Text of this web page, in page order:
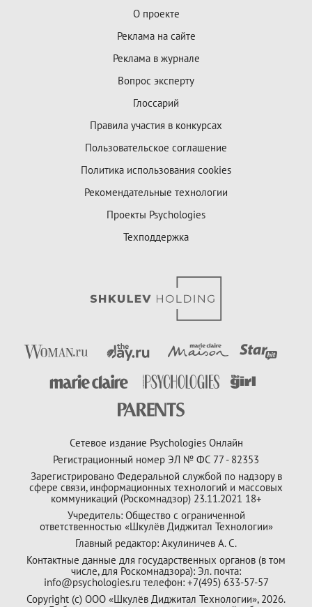
О проекте
Реклама на сайте
Реклама в журнале
Вопрос эксперту
Глоссарий
Правила участия в конкурсах
Пользовательское соглашение
Политика использования cookies
Рекомендательные технологии
Проекты Psychologies
Техподдержка
Сетевое издание Psychologies Онлайн
Регистрационный номер ЭЛ № ФС 77 - 82353
Зарегистрировано Федеральной службой по надзору в
сфере связи, информационных технологий и массовых
коммуникаций (Роскомнадзор) 23.11.2021 18+
Учредитель: Общество с ограниченной
ответственностью «Шкулёв Диджитал Технологии»
Главный редактор: Акулиничев А. С.
Контактные данные для государственных органов (в том
числе, для Роскомнадзора): Эл. почта:
info@psychologies.ru телефон: +7(495) 633-57-57
Copyright (с) ООО «Шкулёв Диджитал Технологии», 2026.